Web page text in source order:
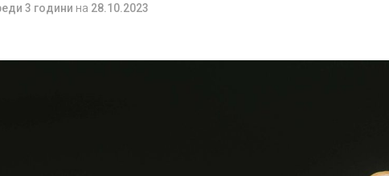
3 години на 28.10.2023